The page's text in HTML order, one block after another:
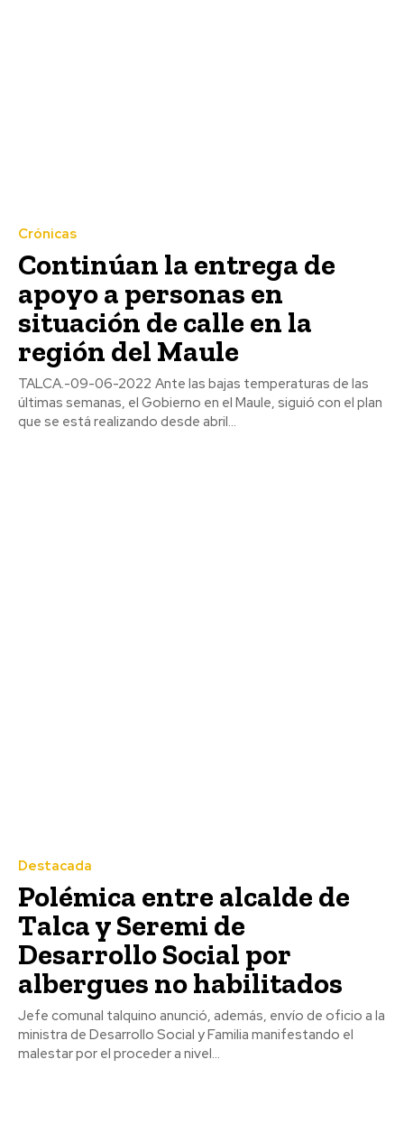
Crónicas
Continúan la entrega de
apoyo a personas en
situación de calle en la
región del Maule
TALCA.-09-06-2022 Ante las bajas temperaturas de las
últimas semanas, el Gobierno en el Maule, siguió con el plan
que se está realizando desde abril...
Destacada
Polémica entre alcalde de
Talca y Seremi de
Desarrollo Social por
albergues no habilitados
Jefe comunal talquino anunció, además, envío de oficio a la
ministra de Desarrollo Social y Familia manifestando el
malestar por el proceder a nivel...